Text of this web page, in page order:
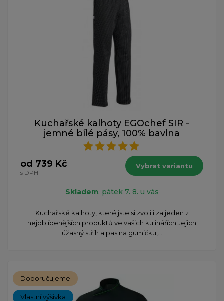
Kuchařské kalhoty EGOchef SIR -
jemné bílé pásy, 100% bavlna
od 739 Kč
s DPH
Vybrat variantu
Skladem, pátek 7. 8. u vás
Kuchařské kalhoty, které jste si zvolili za jeden z
nejoblíbenějších produktů ve vašich kulinářích Jejich
úžasný střih a pas na gumičku,...
Doporučujeme
Vlastní výšivka